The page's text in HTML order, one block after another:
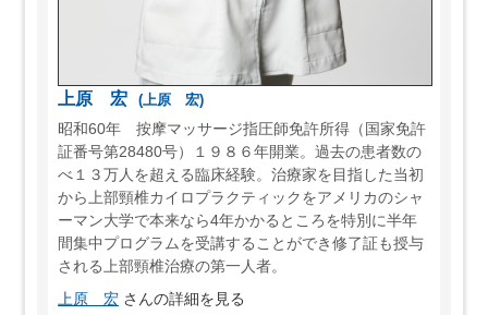
上原 宏
(上原 宏)
昭和60年 按摩マッサージ指圧師免許所得（国家免許
証番号第28480号）１９８６年開業。過去の患者数の
べ１３万人を超える臨床経験。治療家を目指した当初
から上部頸椎カイロプラクティックをアメリカのシャ
ーマン大学で本来なら4年かかるところを特別に半年
間集中プログラムを受講することができ修了証も授与
される上部頸椎治療の第一人者。
上原 宏 さんの詳細を見る